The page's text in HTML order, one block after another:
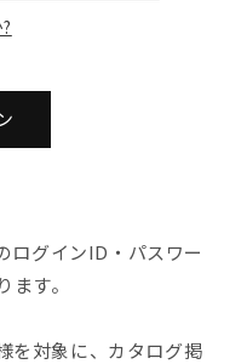
ログインID・パスワー
ます。
を対象に、カタログ掲